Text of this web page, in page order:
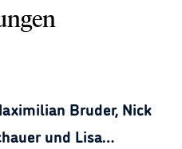
Bruder, Nick
und Lisa